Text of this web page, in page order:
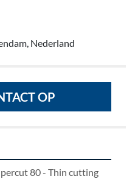
Nederland
OP
80 - Thin cutting